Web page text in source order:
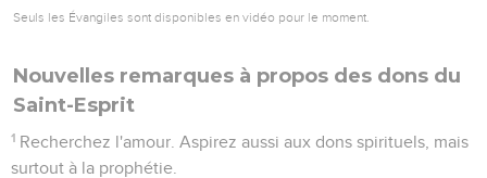
Seuls les Évangiles sont disponibles en vidéo pour le moment.
Nouvelles remarques à propos des dons du
Saint-Esprit
1 Recherchez l'amour. Aspirez aussi aux dons spirituels, mais
surtout à la prophétie.